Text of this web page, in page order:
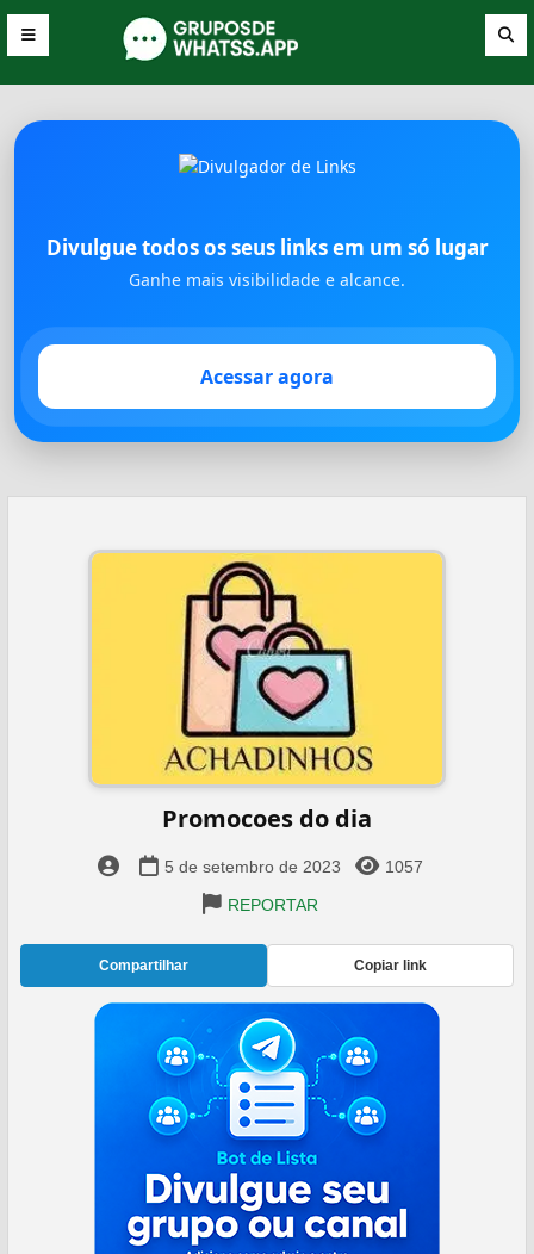
Divulgue todos os seus links em um só lugar
Ganhe mais visibilidade e alcance.
Acessar agora
Promocoes do dia
5 de setembro de 2023
1057
REPORTAR
Compartilhar Copiar link